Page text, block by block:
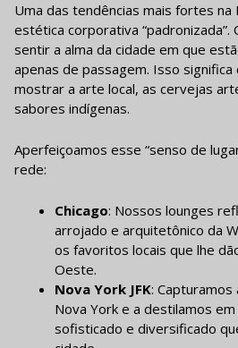
Uma das tendências mais fortes na
estética corporativa “padronizada”.
sentir a alma da cidade em que
apenas de passagem. Isso
mostrar a arte local, as cervejas
sabores indígenas.
Aperfeiçoamos esse “senso de
rede:
Chicago: Nossos lounges
arrojado e arquitetônico da
os favoritos locais que lhe
Oeste.
Nova York JFK:
Nova York e a destilamos
sofisticado e diversificado